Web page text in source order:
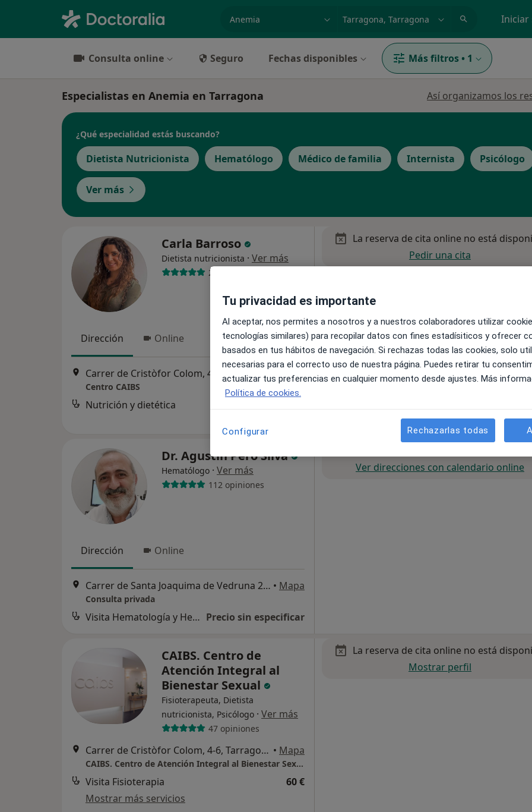
Iniciar
Consulta online Seguro Fechas disponibles Más filtros • 1
Especialistas en Anemia en Tarragona Así organizamos los
¿Qué especialidad estás buscando?
Dietista Nutricionista Hematólogo Médico de familia Internista Psicólogo
Ver más
Carla Barroso
Dietista nutricionista · Ver más
2 opiniones
Dirección Online
Carrer de Cristòfor Colom, 4-6, Tarragona Mapa
Centro CAIBS
Nutrición y dietética
La reserva de cita online no está
Pedir una cita
Dr. Agustín Peró Silva
Hematólogo · Ver más
112 opiniones
Dirección Online
Carrer de Santa Joaquima de Vedruna 23, Tarragona • Mapa
Consulta privada
Visita Hematología y Hemoterapia Precio sin especificar
Ver direcciones con calendario online
CAIBS. Centro de
Atención Integral al
Bienestar Sexual
Fisioterapeuta, Dietista
nutricionista, Psicólogo · Ver más
47 opiniones
Carrer de Cristòfor Colom, 4-6, Tarragona • Mapa
CAIBS. Centro de Atención Integral al Bienestar Sexual
Visita Fisioterapia
60 €
Mostrar más servicios
La reserva de cita online no está
Mostrar perfil
Tu privacidad es importante
Al aceptar, nos permites a nosotros y a nuestros colaboradores utilizar
tecnologías similares) para recopilar datos con fines estadísiticos y ofrecer
basados en tus hábitos de navegación. Si rechazas todas las cookies, solo
necesarias para el correcto uso de nuestra página. Puedes retirar tu
actualizar tus preferencias en cualquier momento desde ajustes. Más
Política de cookies.
Configurar Rechazarlas todas